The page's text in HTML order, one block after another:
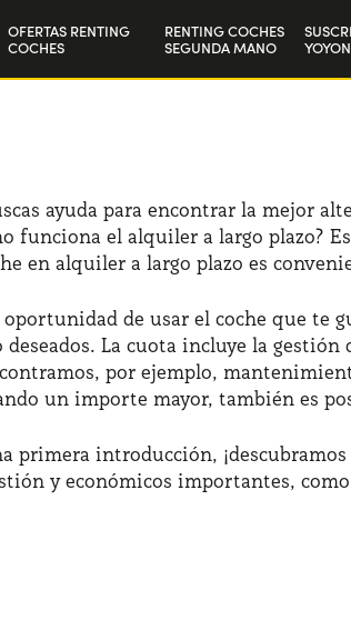
OFERTAS RENTING
COCHES
RENTING COCHES
SEGUNDA MANO
ayuda para encontrar la mejor
funciona el alquiler a largo
en alquiler a largo plazo es
de usar el coche que te
La cuota incluye la
por ejemplo,
un importe mayor, también es
primera introducción,
y económicos importantes,